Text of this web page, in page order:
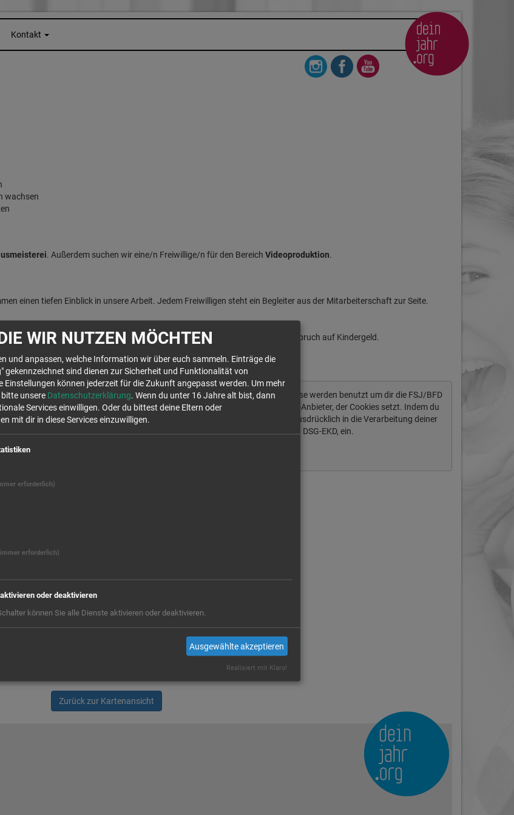
Kontakt
wachsen
. Außerdem suchen wir eine/n Freiwillige/n für den Bereich Videoproduktion.
einen tiefen Einblick in unsere Arbeit. Jedem Freiwilligen steht ein Begleiter aus der Mitarbeiterschaft zur Seite.
bei unserem Freiwilligendienst-Träger netzwerk-m teil.
zur Verfügung. Zudem besteht während des Freiwilligendienstes Anspruch auf Kindergeld.
Wir rufen für dich von OpenStreetMap.org Kartendaten ab. Diese werden benutzt um dir die FSJ/BFD
Stellen auf der Karte anzuzeigen. Es handelt sich um einen US-Anbieter, der Cookies setzt. Indem du
die Verwendung dieser Cookies zustimmst, willigst du auch ausdrücklich in die Verarbeitung deiner
Daten in den USA, laut § 10 Abs. 2 Nr. 1 DSG-EKD, ein.
Zurück zur Kartenansicht
WIR NUTZEN MÖCHTEN
und anpassen, welche Information wir über euch sammeln. Einträge die
gekennzeichnet sind dienen zur Sicherheit und Funktionalität von
Einstellungen können jederzeit für die Zukunft angepasst werden. Um mehr
bitte unsere Datenschutzerklärung. Wenn du unter 16 Jahre alt bist, dann
Services einwilligen. Oder du bittest deine Eltern oder
mit dir in diese Services einzuwilligen.
erforderlich)
erforderlich)
oder deaktivieren
können Sie alle Dienste aktivieren oder deaktivieren.
Ausgewählte akzeptieren
Realisiert mit Klaro!